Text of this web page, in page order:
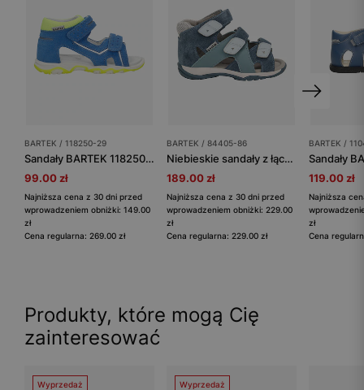
BARTEK / 118250-29
Sandały BARTEK 118250-29, dla chłopców, niebieski
99.00 zł
Najniższa cena z 30 dni przed
wprowadzeniem obniżki: 149.00
zł
Cena regularna: 269.00 zł
BARTEK / 84405-86
Niebieskie sandały z łączonych skór BARTEK 84405-86
189.00 zł
Najniższa cena z 30 dni przed
wprowadzeniem obniżki: 229.00
zł
Cena regularna: 229.00 zł
BARTEK /
119.00 zł
Najniższa
zł
Cena
Produkty, które mogą Cię
zainteresować
Wyprzedaż Wyprzedaż